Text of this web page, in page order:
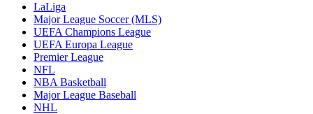
LaLiga
Major League Soccer (MLS)
UEFA Champions League
UEFA Europa League
Premier League
NFL
NBA Basketball
Major League Baseball
NHL